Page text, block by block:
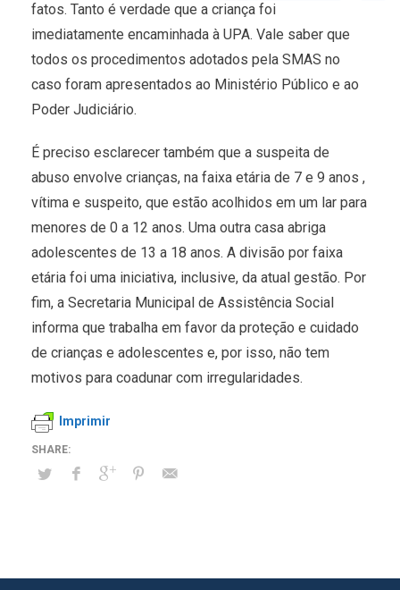
fatos. Tanto é verdade que a criança foi
imediatamente encaminhada à UPA. Vale saber que
todos os procedimentos adotados pela SMAS no
caso foram apresentados ao Ministério Público e ao
Poder Judiciário.
É preciso esclarecer também que a suspeita de
abuso envolve crianças, na faixa etária de 7 e 9 anos ,
vítima e suspeito, que estão acolhidos em um lar para
menores de 0 a 12 anos. Uma outra casa abriga
adolescentes de 13 a 18 anos. A divisão por faixa
etária foi uma iniciativa, inclusive, da atual gestão. Por
fim, a Secretaria Municipal de Assistência Social
informa que trabalha em favor da proteção e cuidado
de crianças e adolescentes e, por isso, não tem
motivos para coadunar com irregularidades.
Imprimir